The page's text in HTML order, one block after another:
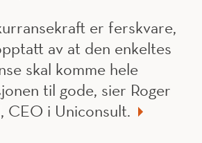
er ferskvare,
av at den enkeltes
skal komme hele
til gode, sier Roger
CEO i Uniconsult.